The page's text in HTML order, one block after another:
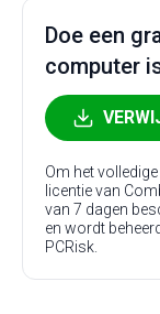
Doe een
computer
Om het
licentie van
van 7 dagen
en wordt
PCRisk.